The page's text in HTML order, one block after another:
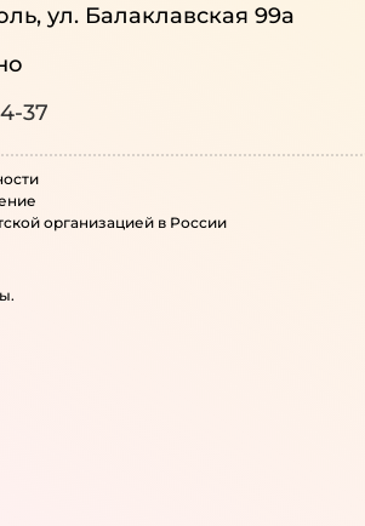
ул. Балаклавская 99а
37
организацией в России